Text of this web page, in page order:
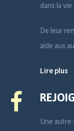
dans la
De leur
aide aux
Lire plus
Une autre